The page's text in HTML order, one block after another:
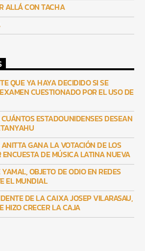
ALLÁ CON TACHA
QUE YA HAYA DECIDIDO SI SE
CUESTIONADO POR EL USO DE
ESTADOUNIDENSES DESEAN
ANITTA GANA LA VOTACIÓN DE LOS
ENCUESTA DE MÚSICA LATINA NUEVA
OBJETO DE ODIO EN REDES
EL MUNDIAL
DE LA CAIXA JOSEP VILARASAU,
HIZO CRECER LA CAJA